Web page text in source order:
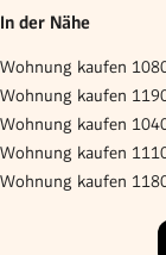
In der Nähe
Wohnung kaufen
Wohnung kaufen
Wohnung kaufen
Wohnung kaufen
Wohnung kaufen